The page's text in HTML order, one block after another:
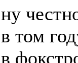
ну
в том
в